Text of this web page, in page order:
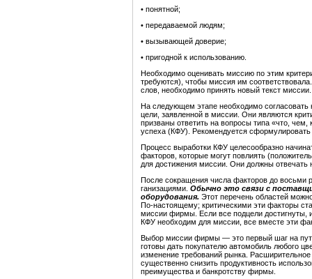
• понятной;
• передаваемой людям;
• вызывающей доверие;
• пригодной к использованию.
Необходимо оценивать миссию по этим
требуются), чтобы миссия им
слов, необходимо принять новый текст миссии.
На следующем этапе необходимо согласовать
цели, заявленной в миссии. Они являются
призваны ответить на вопросы типа «что,
успеха (КФУ). Рекомендуется
Процесс выработки КФУ целесообразно
факторов, которые могут повлиять
для достижения миссии. Они должны отвечать
После сокращения числа факторов до восьми
ганизациями. Обычно это связи с
оборудования. Этот перечень областей
По-настоящему; критическими эти факторы
миссии фирмы. Если все подцели достигнуты,
КФУ необходим для миссии, все вместе эти
Выбор миссии фирмы — это первый шаг на
готовы дать покупателю автомобиль любого
изменение требований рынка.
существенно снизить продуктивность
преимущества и банкротству фирмы.